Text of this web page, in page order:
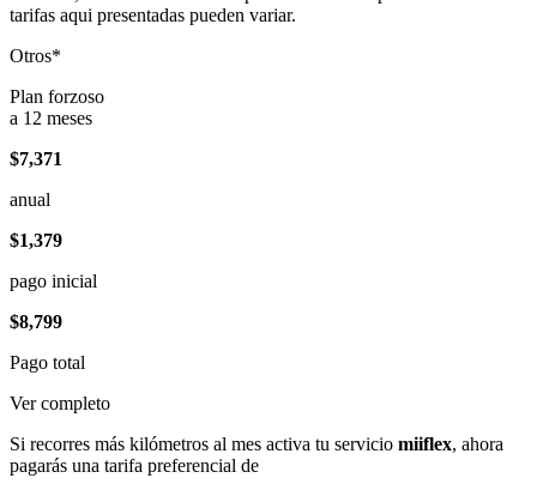
tarifas aqui presentadas pueden variar.
Otros*
Plan forzoso
a 12 meses
$7,371
anual
$1,379
pago inicial
$8,799
Pago total
Ver completo
Si recorres más kilómetros al mes activa tu servicio miiflex, ahora
pagarás una tarifa preferencial de